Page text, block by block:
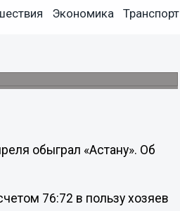
Экономика Транспорт
обыграл «Астану». Об
76:72 в пользу хозяев